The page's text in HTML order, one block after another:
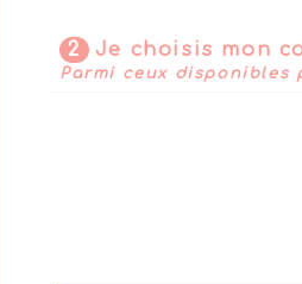
2 Je choisis mon
Parmi ceux